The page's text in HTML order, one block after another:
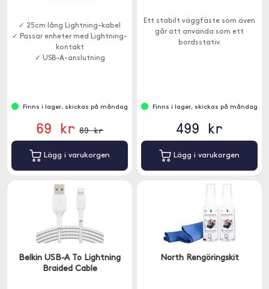
✓ 25cm lång Lightning-kabel
✓ Passar enheter med Lightning-
kontakt
✓ USB-A-anslutning
Finns i lager, skickas på måndag
69 kr 89 kr
Lägg i varukorgen
Ett stabilt väggfäste som även
går att använda som ett
bordsstativ.
Finns i lager, skickas på måndag
499 kr
Lägg i varukorgen
Belkin USB-A To Lightning
Braided Cable
North Rengöringskit